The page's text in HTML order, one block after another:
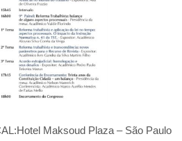
Maksoud Plaza – São Paulo